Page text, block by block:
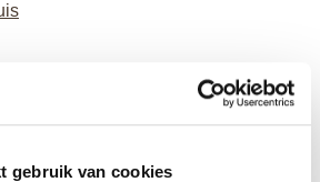
gebruik van cookies